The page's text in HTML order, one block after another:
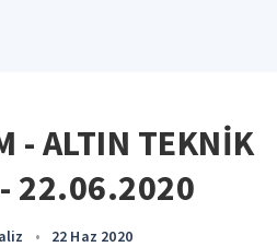
- ALTIN TEKNİK
22.06.2020
• 22 Haz 2020